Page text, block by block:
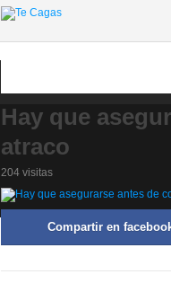
Hay que
atraco
204 visitas
Compartir en